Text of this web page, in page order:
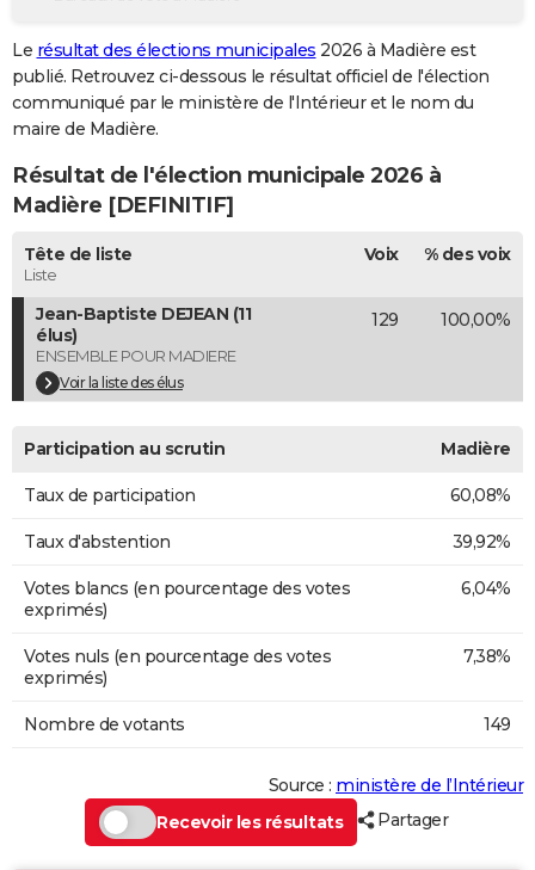
GUIDES D'ACHAT
BONS PLANS
CARTE DE VOEUX
Carte de Noël
Carte Bonne année
Carte Saint-Valentin
Carte Pâques
Carte d'anniversaire
DICTIONNAIRE
Dictionnaire
Biographies
Citations
Expressions
Proverbes
PROGRAMME TV
COPAINS D'AVANT
S'inscrire
Se connecter
Lycées
Collèges
Primaires
Universités
Entreprises
Service militaire
Avis de recherche
AVIS DE DÉCÈS
Bricolage
Lifestyle
Culture
Sport
Auto
Television
Voyage
Cinema
Le résultat des élections municipales 2026 à Madière est
publié. Retrouvez ci-dessous le résultat officiel de l'élection
communiqué par le ministère de l'Intérieur et le nom du
maire de Madière.
Résultat de l'élection municipale 2026 à
Madière [DEFINITIF]
Tête de liste
Liste
Voix % des voix
Jean-Baptiste DEJEAN (11
élus)
ENSEMBLE POUR MADIERE
Voir la liste des élus
129 100,00%
Participation au scrutin Madière
Taux de participation 60,08%
Taux d'abstention 39,92%
Votes blancs (en pourcentage des votes
exprimés)
6,04%
Votes nuls (en pourcentage des votes
exprimés)
7,38%
Nombre de votants 149
Source : ministère de l’Intérieur
Recevoir les résultats
Partager